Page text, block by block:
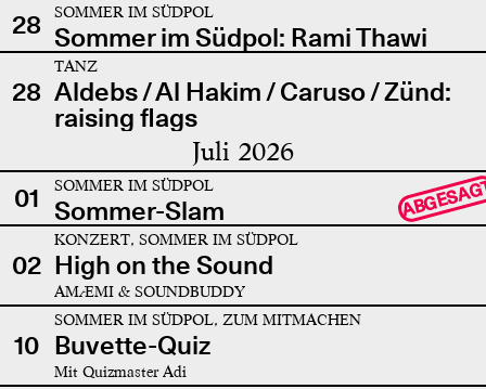
28
SOMMER IM SÜDPOL
Sommer im Südpol: Rami Thawi
28
TANZ
Aldebs / Al Hakim / Caruso / Zünd:
raising flags
Juli 2026
01 SOMMER IM SÜDPOL
Sommer-Slam
02
KONZERT, SOMMER IM SÜDPOL
High on the Sound
AMÆMI & SOUNDBUDDY
10
SOMMER IM SÜDPOL, ZUM MITMACHEN
Buvette-Quiz
Mit Quizmaster Adi